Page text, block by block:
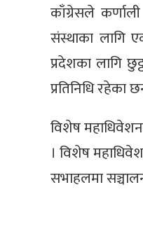
काँग्रेसले
संस्थाका लागि
प्रदेशका लागि
प्रतिनिधि रहेका
विशेष
। विशेष
सभाहलमा